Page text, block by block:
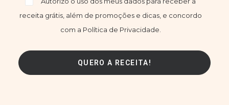
receita grátis, além de promoções e dicas, e concordo
com a Política de Privacidade.